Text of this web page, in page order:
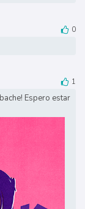
0
1
Espero estar